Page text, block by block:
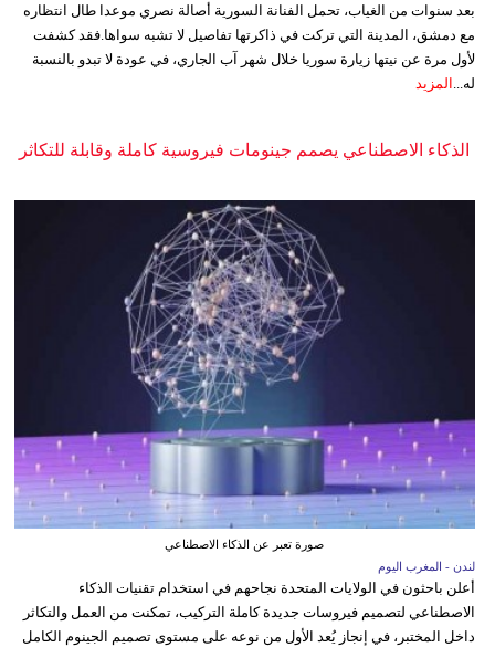
بعد سنوات من الغياب، تحمل الفنانة السورية أصالة نصري موعدا طال انتظاره
مع دمشق، المدينة التي تركت في ذاكرتها تفاصيل لا تشبه سواها.فقد كشفت
لأول مرة عن نيتها زيارة سوريا خلال شهر آب الجاري، في عودة لا تبدو بالنسبة
له... المزيد
الذكاء الاصطناعي يصمم جينومات فيروسية كاملة وقابلة للتكاثر
صورة تعبر عن الذكاء الاصطناعي
لندن - المغرب اليوم
أعلن باحثون في الولايات المتحدة نجاحهم في استخدام تقنيات الذكاء
الاصطناعي لتصميم فيروسات جديدة كاملة التركيب، تمكنت من العمل والتكاثر
داخل المختبر، في إنجاز يُعد الأول من نوعه على مستوى تصميم الجينوم الكامل